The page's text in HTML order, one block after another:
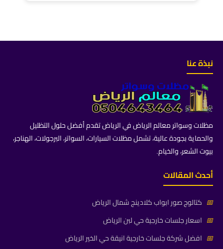
نبذة عنا
مظلات وسواتر معالم الرياض في الرياض تقدم أفضل حلول التظليل
والحماية بجودة عالية، تشمل مظلات السيارات، السواتر، البرجولات، الهناجر،
بيوت الشعر، والخيام.
أحدث المقالات
📅 كتالوج صور ابواب كلادينج شمال الرياض
📅 اسعار جلسات خارجية حي لبن الرياض
📅 افضل شركة جلسات خارجية انيقة حي الخير الرياض